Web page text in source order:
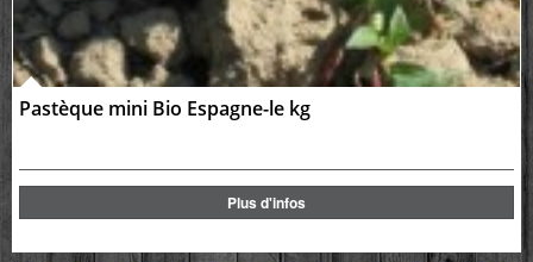
Pastèque mini Bio Espagne-le kg
Plus d'infos